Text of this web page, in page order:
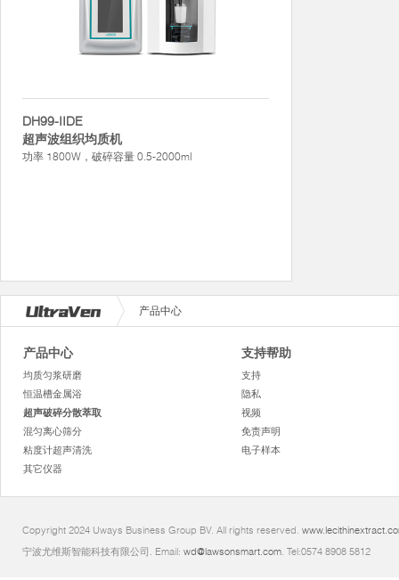
DH99-IIDE
超声波组织均质机
功率 1800W，破碎容量 0.5-2000ml
产品中心
产品中心
均质匀浆研磨
恒温槽金属浴
超声破碎分散萃取
混匀离心筛分
粘度计超声清洗
其它仪器
支持帮助
支持
隐私
视频
免责声明
电子样本
Copyright 2024 Uways Business Group BV. All rights reserved.
宁波尤维斯智能科技有限公司. Email: wd@lawsonsmart.com. Tel:0574 8908 5812